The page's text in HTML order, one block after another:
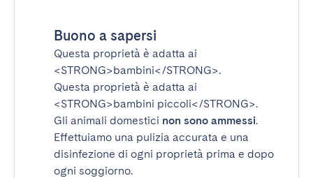
Buono a sapersi
Questa proprietà è adatta ai
<STRONG>bambini</STRONG>.
Questa proprietà è adatta ai
<STRONG>bambini piccoli</STRONG>.
Gli animali domestici non sono ammessi.
Effettuiamo una pulizia accurata e una
disinfezione di ogni proprietà prima e dopo
ogni soggiorno.